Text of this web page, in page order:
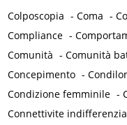
Colposcopia -Coma -
Compliance -
Comunità -Comunità
Concepimento -
Condizione femminile -
Connettivite